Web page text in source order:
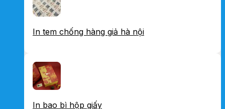
In tem chống hàng giả hà nội
In bao bì hộp giấy